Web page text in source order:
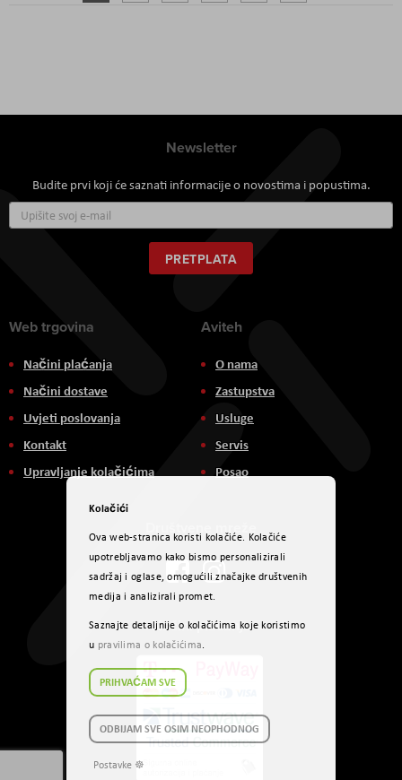
Newsletter
Budite prvi koji će saznati informacije o novostima i popustima.
se
za
naš
newsletter:
PRETPLATA
Web trgovina
Načini plaćanja
Načini dostave
Uvjeti poslovanja
Kontakt
Upravljanje kolačićima
Aviteh
O nama
Zastupstva
Usluge
Servis
Posao
Društvene mreže
Načini plaćanja
Kolačići
Ova web-stranica koristi kolačiće. Kolačiće
upotrebljavamo kako bismo personalizirali
sadržaj i oglase, omogućili značajke društvenih
medija i analizirali promet.
Saznajte detaljnije o kolačićima koje koristimo
u pravilima o kolačićima.
PRIHVAĆAM SVE
ODBIJAM SVE OSIM NEOPHODNOG
Postavke ☸